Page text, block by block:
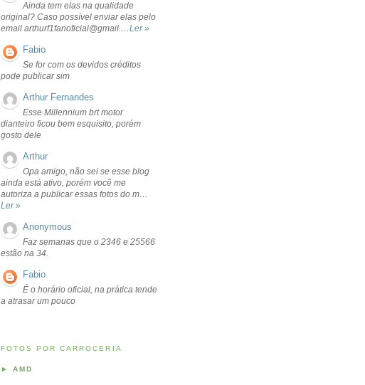
Ainda tem elas na qualidade
original? Caso possível enviar elas pelo
email arthurf1fanoficial@gmail.…Ler »
Fabio
Se for com os devidos créditos
pode publicar sim
Arthur Fernandes
Esse Millennium brt motor
dianteiro ficou bem esquisito, porém
gosto dele
Arthur
Opa amigo, não sei se esse blog
ainda está ativo, porém você me
autoriza a publicar essas fotos do m…
Ler »
Anonymous
Faz semanas que o 2346 e 25566
estão na 34.
Fabio
É o horário oficial, na prática tende
a atrasar um pouco
FOTOS POR CARROCERIA
► AMD